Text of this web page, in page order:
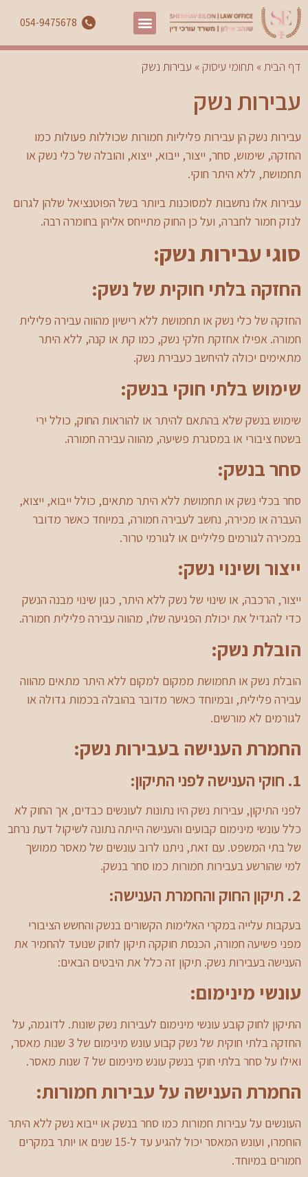
054-9475678
דף הבית» תחומי עיסוק » עבירות נשק
עבירות נשק
עבירות נשק הן עבירות פליליות חמורות שכוללות פעולות כמו
החזקה, שימוש, סחר, ייצור, ייבוא, ייצוא, והובלה של כלי נשק או
תחמושת, ללא היתר חוקי.
עבירות אלו נחשבות למסוכנות ביותר בשל הפוטנציאל שלהן לגרום
לנזק חמור לחברה, ועל כן החוק מתייחס אליהן בחומרה רבה.
סוגי עבירות נשק:
החזקה בלתי חוקית של נשק:
החזקה של כלי נשק או תחמושת ללא רישיון מהווה עבירה פלילית
חמורה. אפילו אחזקת חלקי נשק, כמו קת או קנה, ללא היתר
מתאימים יכולה להיחשב כעבירת נשק.
שימוש בלתי חוקי בנשק:
שימוש בנשק שלא בהתאם להיתר או להוראות החוק, כולל ירי
בשטח ציבורי או במסגרת פשיעה, מהווה עבירה חמורה.
סחר בנשק:
סחר בכלי נשק או תחמושת ללא היתר מתאים, כולל ייבוא, ייצוא,
העברה או מכירה, נחשב לעבירה חמורה, במיוחד כאשר מדובר
במכירה לגורמים פליליים או לגורמי טרור.
ייצור ושינוי נשק:
ייצור, הרכבה, או שינוי של נשק ללא היתר, כגון שינוי מבנה הנשק
כדי להגדיל את יכולת הפגיעה שלו, מהווה עבירה פלילית חמורה.
הובלת נשק:
הובלת נשק או תחמושת ממקום למקום ללא היתר מתאים מהווה
עבירה פלילית, ובמיוחד כאשר מדובר בהובלה בכמות גדולה או
לגורמים לא מורשים.
החמרת הענישה בעבירות נשק:
1. חוקי הענישה לפני התיקון:
לפני התיקון, עבירות נשק היו נתונות לעונשים כבדים, אך החוק לא
כלל עונשי מינימום קבועים והענישה הייתה נתונה לשיקול דעת נרחב
של בתי המשפט. עם זאת, ניתנו לרוב עונשים של מאסר ממושך
למי שהורשע בעבירות חמורות כמו סחר בנשק.
2. תיקון החוק והחמרת הענישה:
בעקבות עלייה במקרי האלימות הקשורים בנשק והחשש הציבורי
מפני פשיעה חמורה, הכנסת חוקקה תיקון לחוק שנועד להחמיר את
הענישה בעבירות נשק. תיקון זה כלל את היבטים הבאים:
עונשי מינימום:
התיקון לחוק קובע עונשי מינימום לעבירות נשק שונות. לדוגמה, על
החזקה בלתי חוקית של נשק קבוע עונש מינימום של 3 שנות מאסר,
ואילו על סחר בלתי חוקי בנשק עונש מינימום של 7 שנות מאסר.
החמרת הענישה על עבירות חמורות:
העונשים על עבירות חמורות כמו סחר בנשק או ייבוא נשק ללא היתר
הוחמרו, ועונש המאסר יכול להגיע עד ל-15 שנים או יותר במקרים
חמורים במיוחד.